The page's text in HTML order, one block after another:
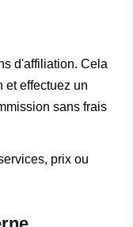
d'affiliation. Cela
et effectuez un
sans frais
prix ou